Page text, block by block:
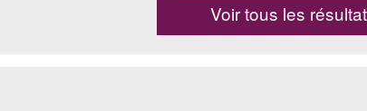
Voir tous les